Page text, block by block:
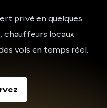
privé en quelques
locaux
vols en temps réel.